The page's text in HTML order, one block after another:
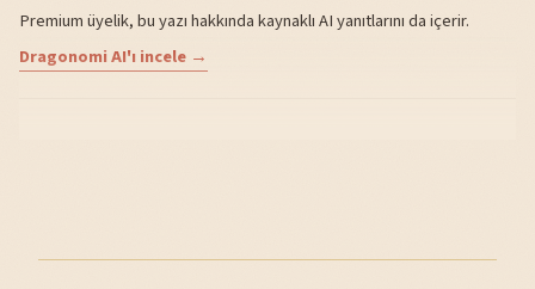
Premium üyelik, bu yazı hakkında kaynaklı AI yanıtlarını da içerir.
Dragonomi AI'ı incele →